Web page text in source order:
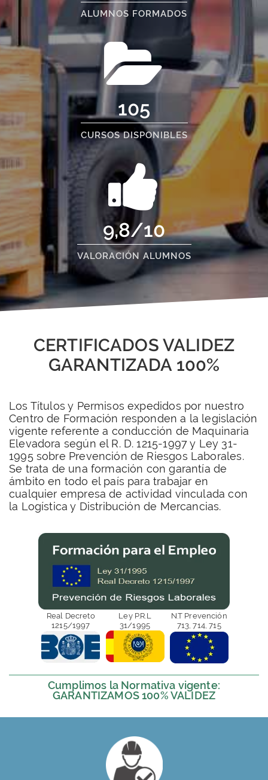
ALUMNOS FORMADOS
105
CURSOS DISPONIBLES
9,8/10
VALORACIÓN ALUMNOS
CERTIFICADOS VALIDEZ
GARANTIZADA 100%
Los Títulos y Permisos expedidos por nuestro
Centro de Formación responden a la legislación
vigente referente a conducción de Maquinaria
Elevadora según el R. D. 1215-1997 y Ley 31-
1995 sobre Prevención de Riesgos Laborales.
Se trata de una formación con garantía de
ámbito en todo el país para trabajar en
cualquier empresa de actividad vinculada con
la Logística y Distribución de Mercancias.
Real Decreto
1215/1997
Ley P.R.L
31/1995
N.T Prevención
713, 714, 715
Cumplimos la Normativa vigente:
GARANTIZAMOS 100% VALIDEZ